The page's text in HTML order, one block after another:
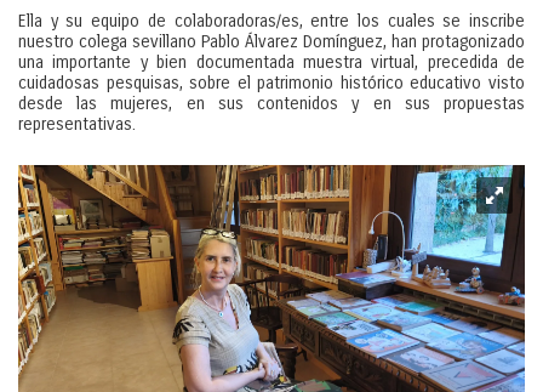
Ella y su equipo de colaboradoras/es, entre los cuales se inscribe
nuestro colega sevillano Pablo Álvarez Domínguez, han protagonizado
una importante y bien documentada muestra virtual, precedida de
cuidadosas pesquisas, sobre el patrimonio histórico educativo visto
desde las mujeres, en sus contenidos y en sus propuestas
representativas.